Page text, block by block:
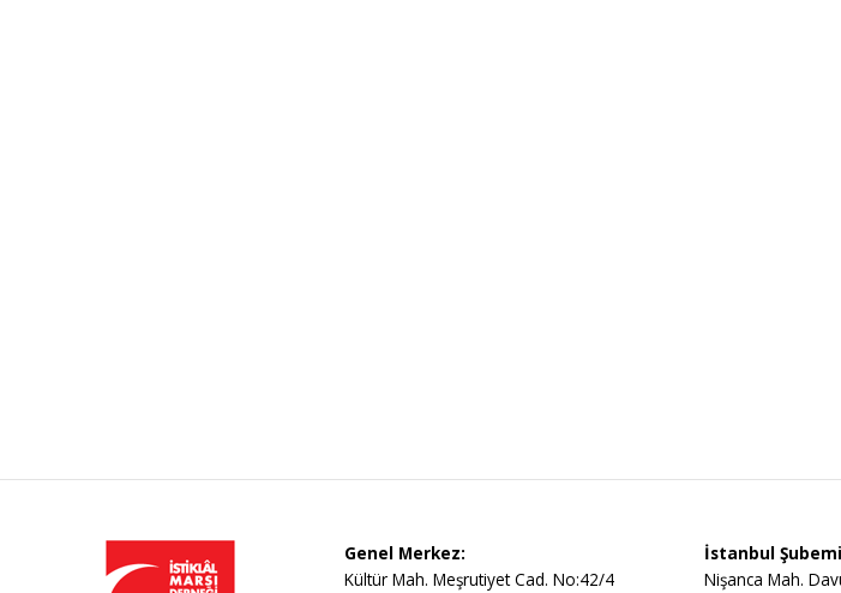
Genel Merkez:
Kültür Mah. Meşrutiyet Cad. No:42/4
İstanbul
Nişanca Mah.